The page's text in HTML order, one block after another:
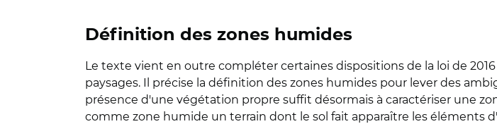
Définition des zones humides
Le texte vient en outre compléter certaines dispositions de la loi de
paysages. Il précise la définition des zones humides pour lever des
présence d'une végétation propre suffit désormais à caractériser une
comme zone humide un terrain dont le sol fait apparaître les éléments